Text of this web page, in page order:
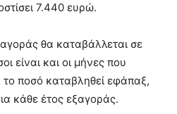
7.440 ευρώ.
θα καταβάλλεται σε
είναι και οι μήνες που
ποσό καταβληθεί εφάπαξ,
κάθε έτος εξαγοράς.